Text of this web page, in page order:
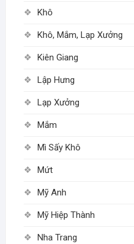
Khô
Khô, Mắm, Lạp Xưởng
Kiên Giang
Lập Hưng
Lạp Xưởng
Mắm
Mì Sấy Khô
Mứt
Mỹ Anh
Mỹ Hiệp Thành
Nha Trang